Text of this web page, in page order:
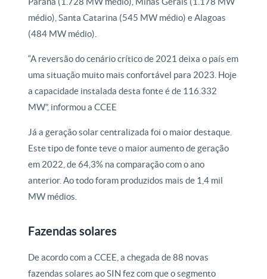
médio), Santa Catarina (545 MW médio) e Alagoas
(484 MW médio).
“A reversão do cenário crítico de 2021 deixa o país em
uma situação muito mais confortável para 2023. Hoje
a capacidade instalada desta fonte é de 116.332
MW”, informou a CCEE
Já a geração solar centralizada foi o maior destaque.
Este tipo de fonte teve o maior aumento de geração
em 2022, de 64,3% na comparação com o ano
anterior. Ao todo foram produzidos mais de 1,4 mil
MW médios.
Fazendas solares
De acordo com a CCEE, a chegada de 88 novas
fazendas solares ao SIN fez com que o segmento